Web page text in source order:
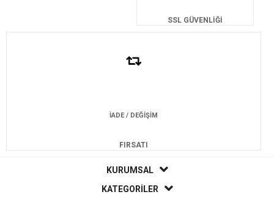
SSL GÜVENLİĞİ
İADE / DEĞİŞİM
FIRSATI
KURUMSAL
KATEGORİLER